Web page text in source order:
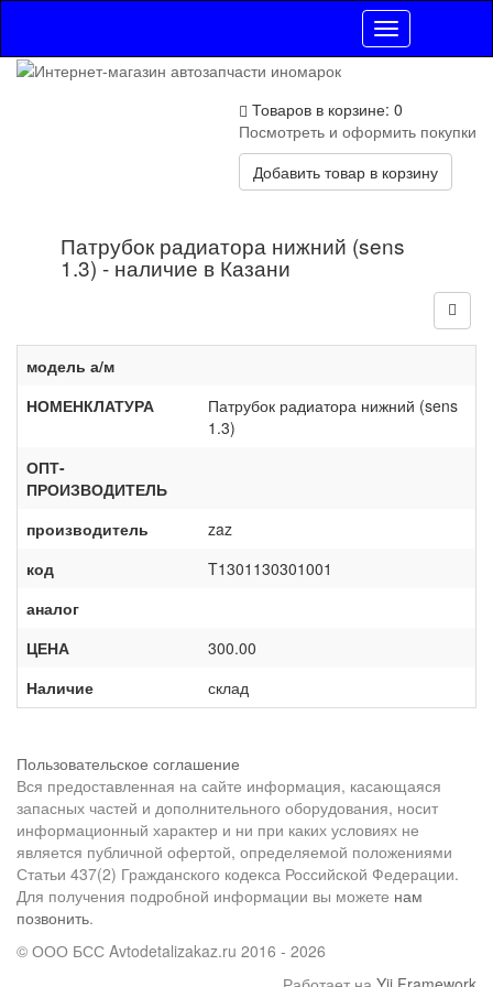
Toggle
navigation
Товаров в корзине: 0
Посмотреть и оформить покупки
Добавить товар в корзину
Патрубок радиатора нижний (sens
1.3) - наличие в Казани
модель а/м
НОМЕНКЛАТУРА
Патрубок радиатора нижний (sens
1.3)
ОПТ-
ПРОИЗВОДИТЕЛЬ
производитель
zaz
код
T1301130301001
аналог
ЦЕНА
300.00
Наличие
склад
Пользовательское соглашение
Вся предоставленная на сайте информация, касающаяся
запасных частей и дополнительного оборудования, носит
информационный характер и ни при каких условиях не
является публичной офертой, определяемой положениями
Статьи 437(2) Гражданского кодекса Российской Федерации.
Для получения подробной информации вы можете нам
позвонить.
© ООО БСС Avtodetalizakaz.ru 2016 - 2026